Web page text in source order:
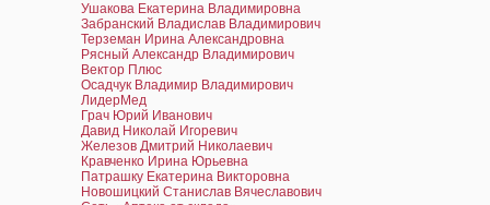
Ушакова Екатерина Владимировна
Забранский Владислав Владимирович
Терземан Ирина Александровна
Рясный Александр Владимирович
Вектор Плюс
Осадчук Владимир Владимирович
ЛидерМед
Грач Юрий Иванович
Давид Николай Игоревич
Железов Дмитрий Николаевич
Кравченко Ирина Юрьевна
Патрашку Екатерина Викторовна
Новошицкий Станислав Вячеславович